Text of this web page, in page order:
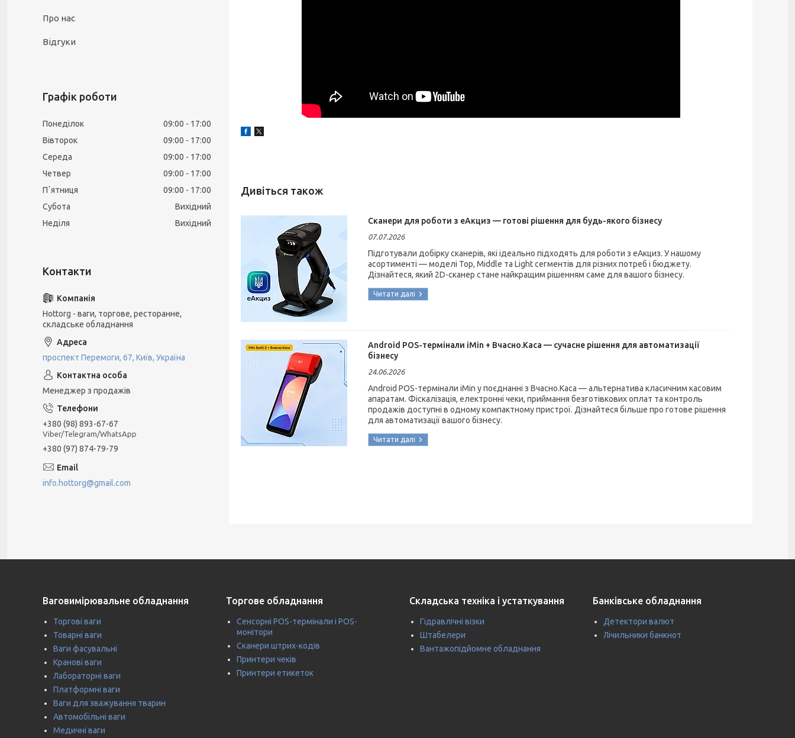
Сканери для роботи з еАкциз — готові рішення для будь-якого бізнесу
07.07.2026
Підготували добірку сканерів, які ідеально підходять для роботи з еАкциз. У нашому
асортименті — моделі Top, Middle та Light сегментів для різних потреб і бюджету.
Дізнайтеся, який 2D-сканер стане найкращим рішенням саме для вашого бізнесу.
Android POS-термінали iMin + Вчасно.Каса — сучасне рішення для автоматизації
бізнесу
24.06.2026
Android POS-термінали iMin у поєднанні з Вчасно.Каса — альтернатива класичним касовим
апаратам. Фіскалізація, електронні чеки, приймання безготівкових оплат та контроль
продажів доступні в одному компактному пристрої. Дізнайтеся більше про готове рішення
для автоматизації вашого бізнесу.
Про нас
Відгуки
Графік роботи
Понеділок 09:00
17:00
Вівторок
09:00
17:00
Середа
09:00
17:00
Четвер
09:00
17:00
Пʼятниця
09:00
17:00
Субота
Вихідний
Неділя
Вихідний
Hottorg - ваги, торгове, ресторанне,
складське обладнання
проспект Перемоги, 67, Київ, Україна
Менеджер з продажів
+380 (98) 893-67-67
Viber/Telegram/WhatsApp
+380 (97) 874-79-79
info.hottorg@gmail.com
Ваговимірювальне обладнання
Торгові ваги
Товарні ваги
Ваги фасувальні
Кранові ваги
Лабораторні ваги
Платформні ваги
Ваги для зважування тварин
Автомобільні ваги
Медичні ваги
Торгове обладнання
Сенсорні POS-термінали і POS-
монітори
Сканери штрих-кодів
Принтери чеків
Принтери етикеток
Складська техніка і устаткування
Гідравлічні візки
Штабелери
Вантажопідйомне обладнання
Банківське обладнання
Детектори валют
Лічильники банкнот